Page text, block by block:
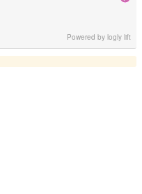
Powered bylogly lift